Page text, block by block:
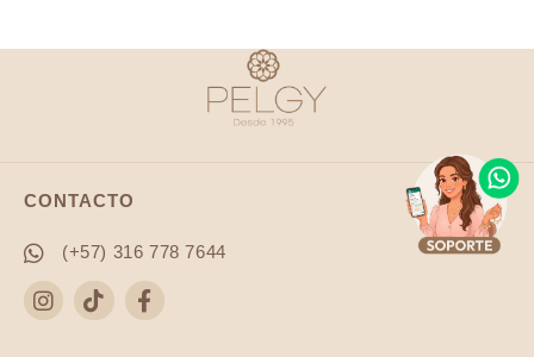
22x15mm
CONTACTO
(+57) 316 778 7644